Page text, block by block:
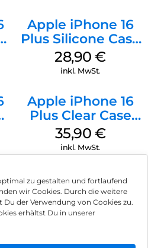
zu gestalten und fortlaufend
wir Cookies. Durch die weitere
der Verwendung von Cookies zu.
erhältst Du in unserer
Apple iPhone 16
Plus Silicone Case
MagSafe Black
28,90€
inkl. MwSt.
Apple iPhone 16
Plus Clear Case
MagSafe
Transparent
35,90 €
inkl. MwSt.